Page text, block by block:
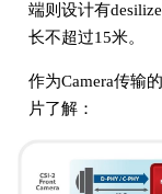
端则设计有
长不超过15米。
作为Camera传输
片了解：